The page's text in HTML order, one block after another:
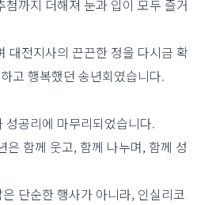
까지 더해져 눈과 입이 모두 즐거
대전지사의 끈끈한 정을 다시금 확
고 행복했던 송년회였습니다.
성공리에 마무리되었습니다.
은 함께 웃고, 함께 나누며, 함께 성
단순한 행사가 아니라, 인실리코